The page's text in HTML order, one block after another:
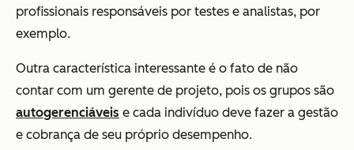
profissionais responsáveis por testes e analistas, por
exemplo.
Outra característica interessante é o fato de não
contar com um gerente de projeto, pois os grupos são
autogerenciáveis e cada indivíduo deve fazer a gestão
e cobrança de seu próprio desempenho.